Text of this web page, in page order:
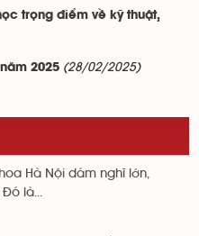
trọng điểm về kỹ thuật,
2025 (28/02/2025)
Hà Nội dám nghĩ lớn,
là...